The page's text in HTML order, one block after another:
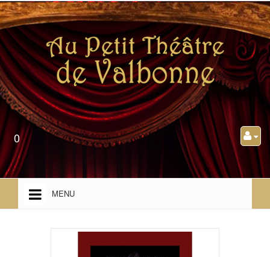
0
MENU